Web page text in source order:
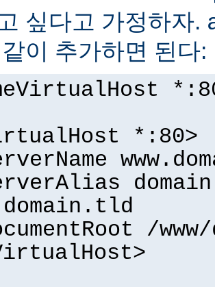
싶다고 가정하자.
이 추가하면 된다:
*:80>
/